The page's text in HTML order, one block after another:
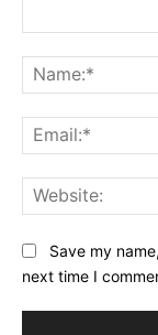
Save my
next time I